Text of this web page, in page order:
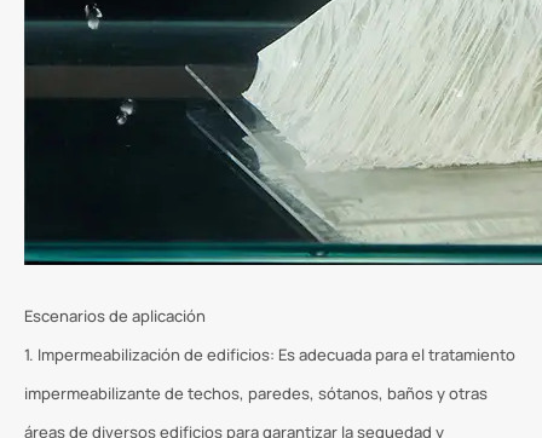
Escenarios de aplicación
1. Impermeabilización de edificios: Es adecuada para el tratamiento
impermeabilizante de techos, paredes, sótanos, baños y otras
áreas de diversos edificios para garantizar la sequedad y